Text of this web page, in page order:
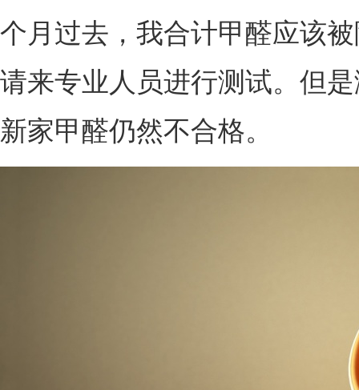
个月过去，我合计甲醛应该
请来专业人员进行测试。但
新家甲醛仍然不合格。